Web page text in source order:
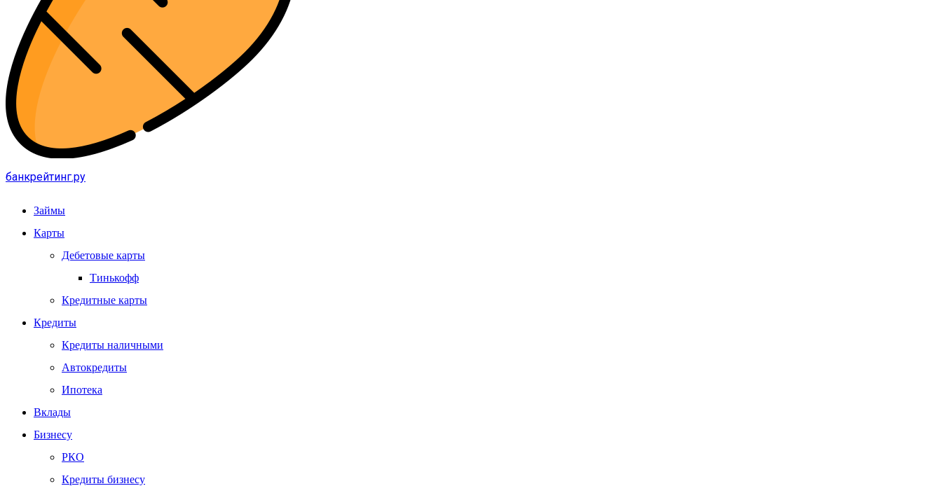
банкрейтинг.ру
Займы
Карты
Дебетовые карты
Тинькофф
Кредитные карты
Кредиты
Кредиты наличными
Автокредиты
Ипотека
Вклады
Бизнесу
РКО
Кредиты бизнесу